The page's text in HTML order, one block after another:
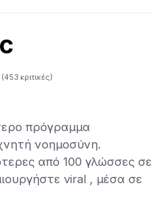
(453 κριτικές)
πρόγραμμα
νοημοσύνη.
από 100 γλώσσες σε
viral , μέσα σε